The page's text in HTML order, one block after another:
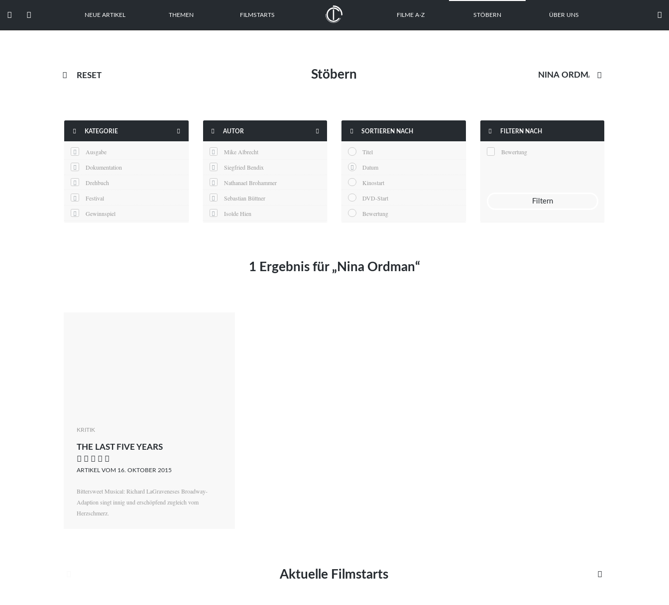
  NEUE ARTIKEL THEMEN FILMSTARTS FILME A-Z STÖBERN ÜBER UNS 
 RESET Stöbern 
 KATEGORIE 
Ausgabe
Dokumentation
Drehbuch
Festival
Gewinnspiel
 AUTOR 
Mike Albrecht
Siegfried Bendix
Nathanael Brohammer
Sebastian Büttner
Isolde Hien
 SORTIEREN NACH
Titel
Datum
Kinostart
DVD-Start
Bewertung
 FILTERN NACH
Bewertung
Filtern
1 Ergebnis für „Nina Ordman“
KRITIK
THE LAST FIVE YEARS
    
ARTIKEL VOM 16. OKTOBER 2015
Bittersweet Musical: Richard LaGraveneses Broadway-
Adaption singt innig und erschöpfend zugleich vom
Herzschmerz.
Aktuelle Filmstarts 